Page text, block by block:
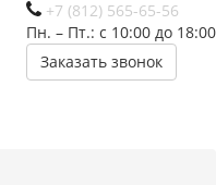
+7 (812) 565-65-56
Пн. – Пт.: с 10:00 до 18:00
Заказать звонок